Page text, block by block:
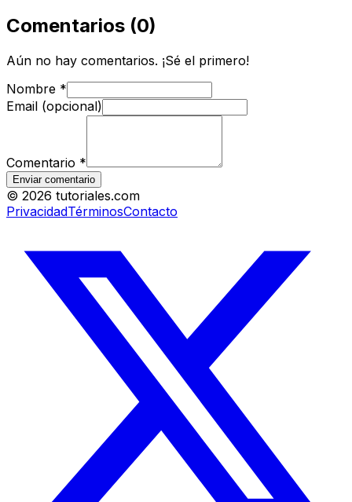
Comentarios (0)
Aún no hay comentarios. ¡Sé el primero!
Nombre *
Email (opcional)
Comentario *
Enviar comentario
© 2026 tutoriales.com
PrivacidadTérminosContacto